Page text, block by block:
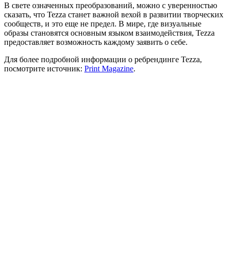
В свете означенных преобразований, можно с уверенностью
сказать, что Tezza станет важной вехой в развитии творческих
сообществ, и это еще не предел. В мире, где визуальные
образы становятся основным языком взаимодействия, Tezza
предоставляет возможность каждому заявить о себе.
Для более подробной информации о ребрендинге Tezza,
посмотрите источник: Print Magazine.